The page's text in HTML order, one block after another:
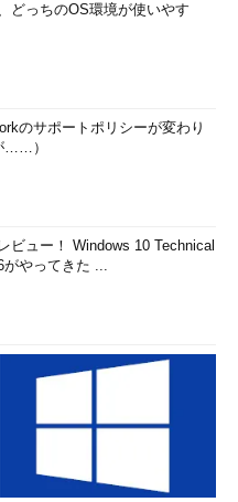
どっちのOS環境が使いやす
のサポートポリシーが変わり
……）
ビュー！ Windows 10 Technical
がやってきた ...